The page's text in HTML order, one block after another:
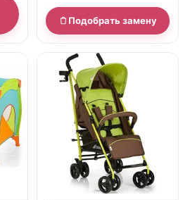
Подобрать замену